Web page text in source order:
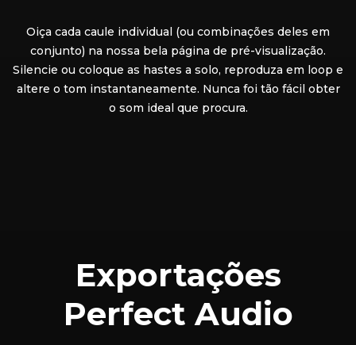
Oiça cada caule individual (ou combinações deles em
conjunto) na nossa bela página de pré-visualização.
Silencie ou coloque as hastes a solo, reproduza em loop e
altere o tom instantaneamente. Nunca foi tão fácil obter
o som ideal que procura.
Exportações
Perfect Audio